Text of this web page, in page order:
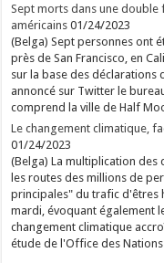
musicale captivante du
pianiste Keith Jarrett. ...
Pari réussi pour Pommelien
comment la superstar flamande
séduire le public francophone?
Phénomène en Flandre,
Ronquières son premier
Wallonie. ...
Sept morts dans une double
américains 01/24/2023
(Belga) Sept personnes ont
près de San Francisco, en
sur la base des déclarations
annoncé sur Twitter le
comprend la ville de Half
Le changement climatique,
01/24/2023
(Belga) La multiplication
les routes des millions de
principales" du trafic d'êtres
mardi, évoquant également
changement climatique
étude de l'Office des